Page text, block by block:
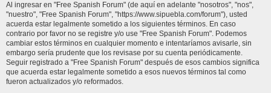
Al ingresar en "Free Spanish Forum" (de aquí en adelante "nosotros", "nos",
"nuestro", "Free Spanish Forum", "https://www.sipuebla.com/forum"), usted
acuerda estar legalmente sometido a los siguientes términos. En caso
contrario por favor no se registre y/o use "Free Spanish Forum". Podemos
cambiar estos términos en cualquier momento e intentaríamos avisarle, sin
embargo sería prudente que los revisase por su cuenta periódicamente.
Seguir registrado a "Free Spanish Forum" después de esos cambios significa
que acuerda estar legalmente sometido a esos nuevos términos tal como
fueron actualizados y/o reformados.